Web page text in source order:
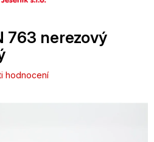
763 nerezový
hodnocení